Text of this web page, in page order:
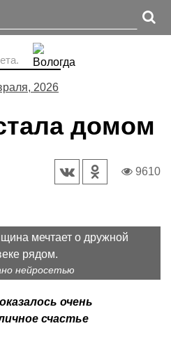
2026
домом
9610
мечтает о дружной
рядом.
нейросетью
очень
счастье